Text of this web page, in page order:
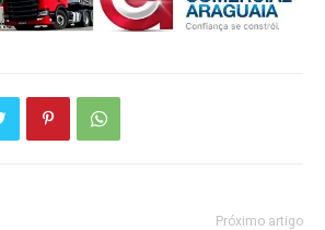
Próximo artigo